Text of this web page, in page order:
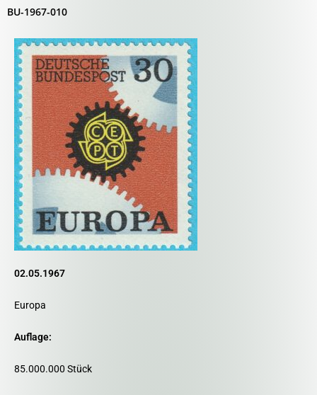
BU-1967-010
02.05.1967
Europa
Auflage:
85.000.000 Stück